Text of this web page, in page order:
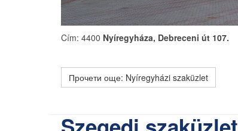
Cím: 4400 Nyíregyháza, Debreceni út 107.
Прочети още: Nyíregyházi szaküzlet